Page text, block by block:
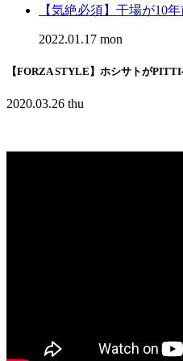
【気絶必須】干場が10
2022.01.17 mon
【FORZA STYLE】ホシサトが
2020.03.26 thu